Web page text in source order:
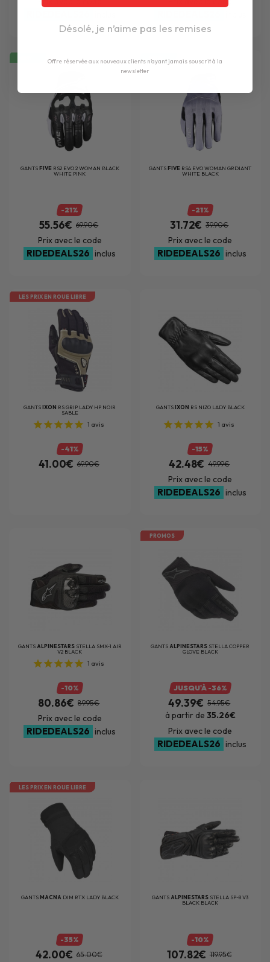
GANTSFIVE RS2 EVO 2 WOMAN BLACK
WHITE PINK
-21%
55.56€ 69.90€
Prix avec le code
RIDEDEALS26 inclus
NEW
GANTSFIVE RS4 EVO WOMAN GRDIANT
WHITE BLACK
-21%
31.72€ 39.90€
Prix avec le code
RIDEDEALS26 inclus
LES PRIX EN ROUE LIBRE
GANTSIXON RS GRIP LADY HP NOIR
SABLE
1 avis
-41%
41.00€ 69.90€
GANTSIXON RS NIZO LADY BLACK
1 avis
-15%
42.48€ 49.99€
Prix avec le code
RIDEDEALS26 inclus
GANTS ALPINESTARS STELLA SMX-1 AIR
V2 BLACK
1 avis
-10%
80.86€ 89.95€
Prix avec le code
RIDEDEALS26 inclus
PROMOS
GANTS ALPINESTARS STELLA COPPER
GLOVE BLACK
JUSQU'À -36%
49.39€ 54.95€
à partir de 35.26€
Prix avec le code
RIDEDEALS26 inclus
LES PRIX EN ROUE LIBRE
GANTS MACNA DIM RTX LADY BLACK
-35%
42.00€ 65.00€
GANTSALPINESTARS STELLA SP-8 V3
BLACK BLACK
-10%
107.82€ 119.95€
Désolé, je n’aime pas les remises
Offre réservée aux nouveaux clients n'ayant jamais souscrit à la
newsletter